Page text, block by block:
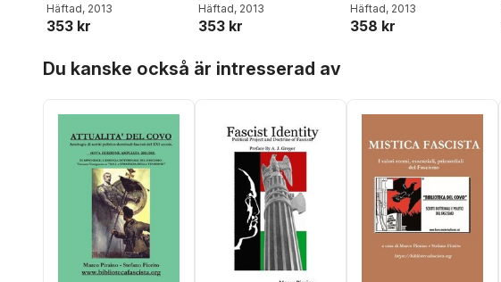
Fiorito
Häftad, 2013
353 kr
Fiorito
Häftad, 2013
353 kr
Fiorito
Häftad, 2013
358 kr
Du kanske också är intresserad av